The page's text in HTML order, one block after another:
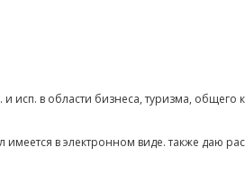
исп. в области бизнеса, туризма, общего
в электронном виде. также даю